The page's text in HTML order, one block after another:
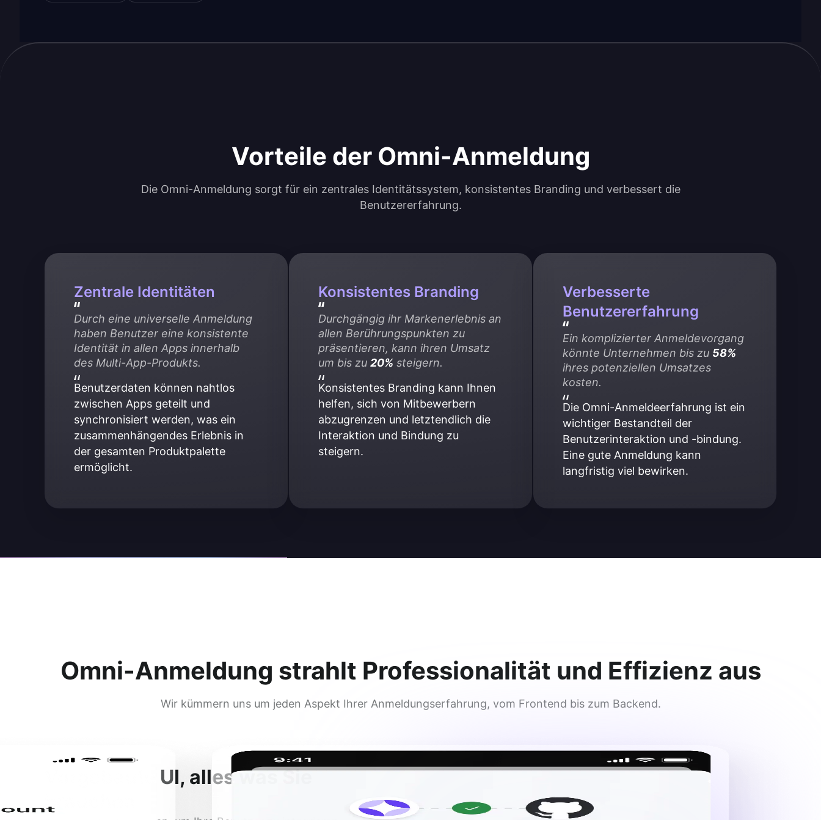
Vorteile der Omni-Anmeldung
Die Omni-Anmeldung sorgt für ein zentrales Identitätssystem, konsistentes Branding und verbessert die
Benutzererfahrung.
Zentrale Identitäten
Durch eine universelle Anmeldung
haben Benutzer eine konsistente
Identität in allen Apps innerhalb
des Multi-App-Produkts.
Benutzerdaten können nahtlos
zwischen Apps geteilt und
synchronisiert werden, was ein
zusammenhängendes Erlebnis in
der gesamten Produktpalette
ermöglicht.
Konsistentes Branding
Durchgängig ihr Markenerlebnis an
allen Berührungspunkten zu
präsentieren, kann ihren Umsatz
um bis zu 20% steigern.
Konsistentes Branding kann Ihnen
helfen, sich von Mitbewerbern
abzugrenzen und letztendlich die
Interaktion und Bindung zu
steigern.
Verbesserte
Benutzererfahrung
Ein komplizierter Anmeldevorgang
könnte Unternehmen bis zu 58%
ihres potenziellen Umsatzes
kosten.
Die Omni-Anmeldeerfahrung ist ein
wichtiger Bestandteil der
Benutzerinteraktion und -bindung.
Eine gute Anmeldung kann
langfristig viel bewirken.
Omni-Anmeldung strahlt Professionalität und Effizienz aus
Wir kümmern uns um jeden Aspekt Ihrer Anmeldungserfahrung, vom Frontend bis zum Backend.
Vorgebaute UI, alles was Sie
brauchen